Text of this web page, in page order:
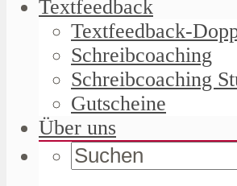
Textfeedback
Textfeedback-
Schreibcoaching
Schreibcoaching
Gutscheine
Über uns